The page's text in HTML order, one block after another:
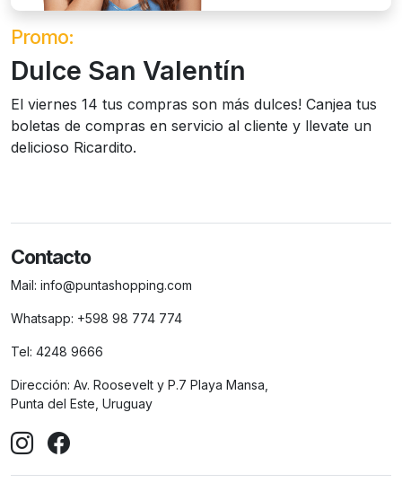
Promo:
Dulce San Valentín
El viernes 14 tus compras son más dulces! Canjea tus
boletas de compras en servicio al cliente y llevate un
delicioso Ricardito.
Contacto
Mail: info@puntashopping.com
Whatsapp: +598 98 774 774
Tel: 4248 9666
Dirección: Av. Roosevelt y P.7 Playa Mansa,
Punta del Este, Uruguay